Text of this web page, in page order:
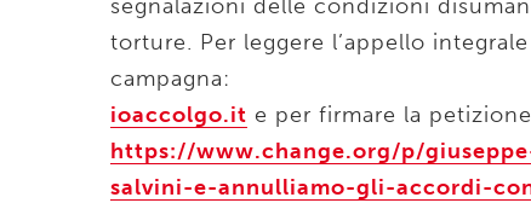
segnalazioni delle condizioni
torture. Per leggere l’appello
campagna:
ioaccolgo.it e per firmare la petizione
https://www.change.org/p/
salvini-e-annulliamo-gli-accordi-